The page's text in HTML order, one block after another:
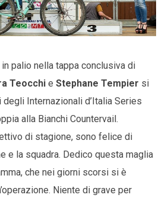
palio nella tappa conclusiva di
Teocchi e Stephane Tempier si
Internazionali d’Italia Series
alla Bianchi Countervail.
di stagione, sono felice di
e la squadra. Dedico questa maglia
che nei giorni scorsi si è
Niente di grave per